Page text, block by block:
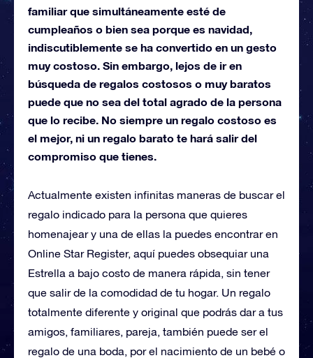
familiar que simultáneamente esté de
cumpleaños o bien sea porque es navidad,
indiscutiblemente se ha convertido en un gesto
muy costoso. Sin embargo, lejos de ir en
búsqueda de regalos costosos o muy baratos
puede que no sea del total agrado de la persona
que lo recibe. No siempre un regalo costoso es
el mejor, ni un regalo barato te hará salir del
compromiso que tienes.
Actualmente existen infinitas maneras de buscar el
regalo indicado para la persona que quieres
homenajear y una de ellas la puedes encontrar en
Online Star Register, aquí puedes obsequiar una
Estrella a bajo costo de manera rápida, sin tener
que salir de la comodidad de tu hogar. Un regalo
totalmente diferente y original que podrás dar a tus
amigos, familiares, pareja, también puede ser el
regalo de una boda, por el nacimiento de un bebé o